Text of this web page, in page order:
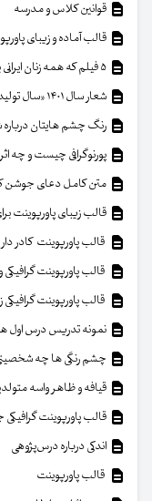
قوانین کلاس و مدرسه
قالب آماده و زیبای
شعار سال ۱۴۰۱ «سال تولید، دانش‌بنیان و اشتغال‌آفرین»
رنگ چشم هایتان درباره
پورنوگرافی چیست و چه
متن کامل دعای جوشن
قالب زیبای پاورپوینت
قالب پاورپوینت کادر دار
قالب پاورپوینت گرافیکی
قالب پاورپوینت گرافیکی
نمونه تدریس درس اول
چشم رنگی ها چه
قیافه و ظاهر واسه
قالب پاورپوینت
اندکی درباره درس‌پژوهی
قالب پاورپوینت